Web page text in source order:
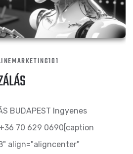
BUDAPEST Ingyenes
70 629 0690[caption
align="aligncenter"